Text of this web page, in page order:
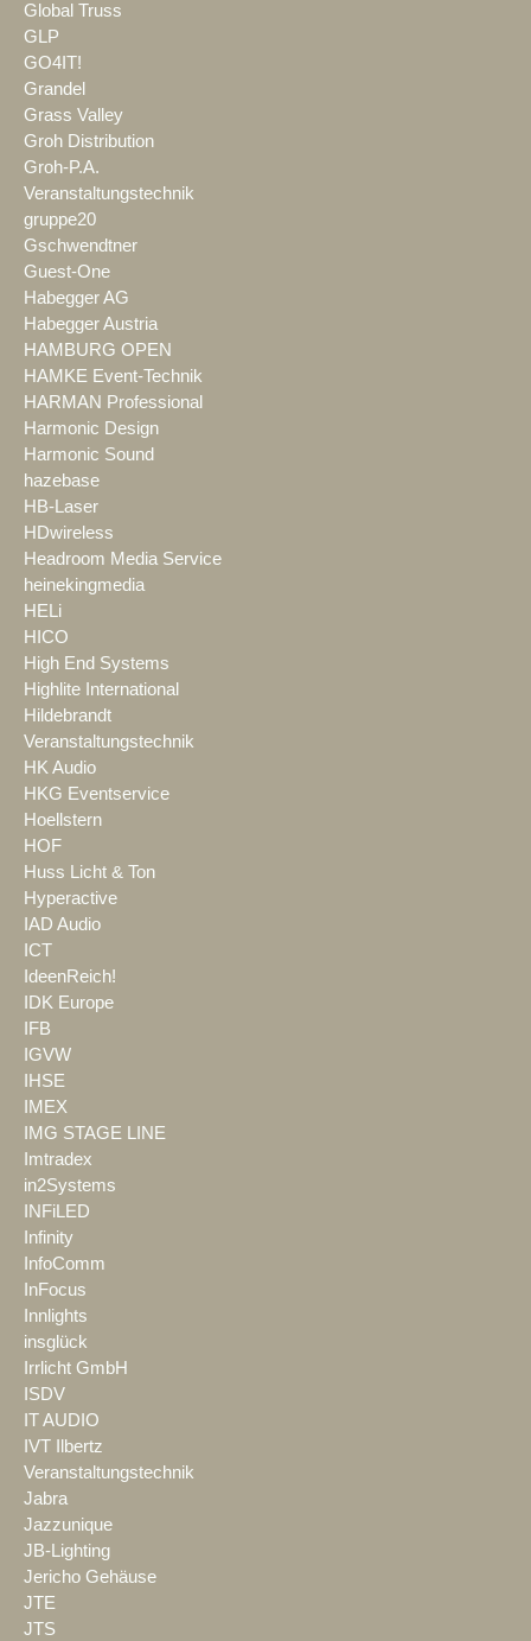
Global Truss
GLP
GO4IT!
Grandel
Grass Valley
Groh Distribution
Groh-P.A.
Veranstaltungstechnik
gruppe20
Gschwendtner
Guest-One
Habegger AG
Habegger Austria
HAMBURG OPEN
HAMKE Event-Technik
HARMAN Professional
Harmonic Design
Harmonic Sound
hazebase
HB-Laser
HDwireless
Headroom Media Service
heinekingmedia
HELi
HICO
High End Systems
Highlite International
Hildebrandt
Veranstaltungstechnik
HK Audio
HKG Eventservice
Hoellstern
HOF
Huss Licht & Ton
Hyperactive
IAD Audio
ICT
IdeenReich!
IDK Europe
IFB
IGVW
IHSE
IMEX
IMG STAGE LINE
Imtradex
in2Systems
INFiLED
Infinity
InfoComm
InFocus
Innlights
insglück
Irrlicht GmbH
ISDV
IT AUDIO
IVT Ilbertz
Veranstaltungstechnik
Jabra
Jazzunique
JB-Lighting
Jericho Gehäuse
JTE
JTS